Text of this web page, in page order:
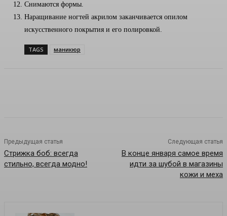
Снимаются формы.
Наращивание ногтей акрилом заканчивается опилом
искусственного покрытия и его полировкой.
TAGS маникюр
Предыдущая статья
Стрижка боб: всегда
стильно, всегда модно!
Следующая статья
В конце января самое время
идти за шубой в магазины
кожи и меха